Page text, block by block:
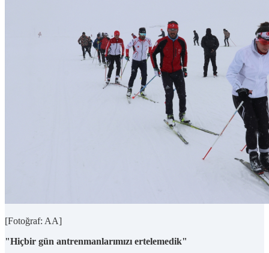
[Fotoğraf: AA]
"Hiçbir gün antrenmanlarımızı ertelemedik"